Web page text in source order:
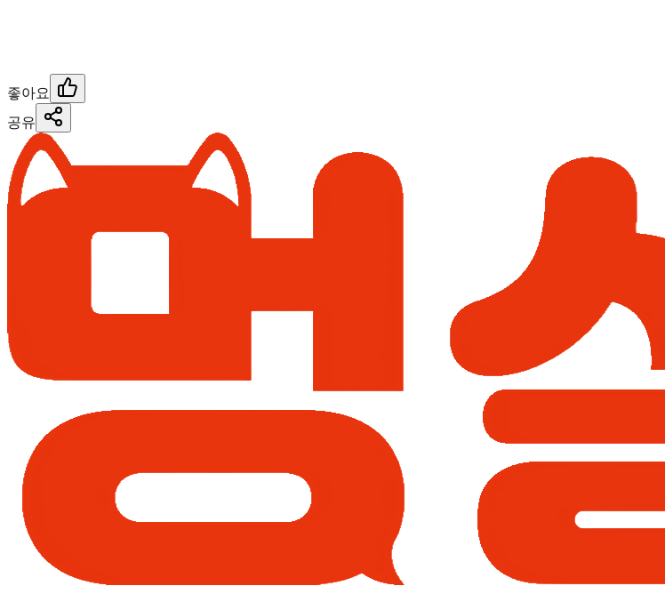
좋아요
공유